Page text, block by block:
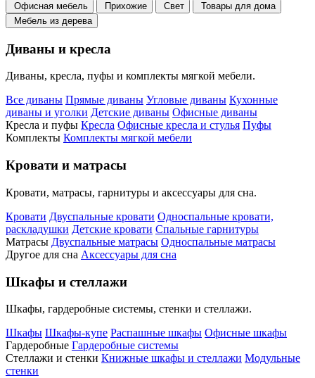
Офисная мебель
Прихожие Свет
Товары для дома
Мебель из дерева
Диваны и кресла
Диваны, кресла, пуфы и комплекты мягкой мебели.
Все диваны Прямые диваны Угловые диваны Кухонные
диваны и уголки Детские диваны Офисные диваны
Кресла и пуфы Кресла Офисные кресла и стулья Пуфы
Комплекты Комплекты мягкой мебели
Кровати и матрасы
Кровати, матрасы, гарнитуры и аксессуары для сна.
Кровати Двуспальные кровати Односпальные кровати,
раскладушки Детские кровати Спальные гарнитуры
Матрасы Двуспальные матрасы Односпальные матрасы
Другое для сна Аксессуары для сна
Шкафы и стеллажи
Шкафы, гардеробные системы, стенки и стеллажи.
Шкафы Шкафы-купе Распашные шкафы Офисные шкафы
Гардеробные Гардеробные системы
Стеллажи и стенки Книжные шкафы и стеллажи Модульные
стенки